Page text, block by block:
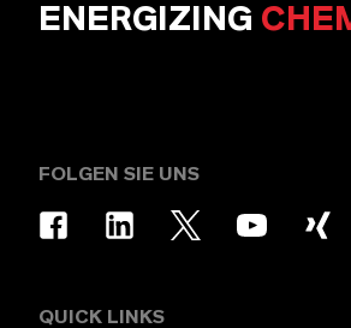
ENERGIZING
FOLGEN SIE UNS
QUICK LINKS